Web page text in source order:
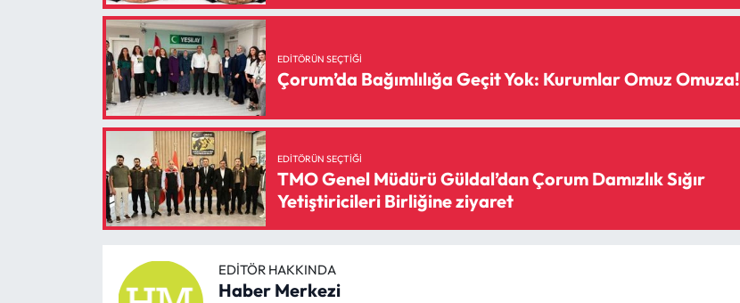
EDITÖRÜN SEÇTIĞI
Çorum’da Bağımlılığa Geçit Yok: Kurumlar Omuz Omuza!
EDITÖRÜN SEÇTIĞI
TMO Genel Müdürü Güldal’dan Çorum Damızlık Sığır
Yetiştiricileri Birliğine ziyaret
EDITÖR HAKKINDA
Haber Merkezi